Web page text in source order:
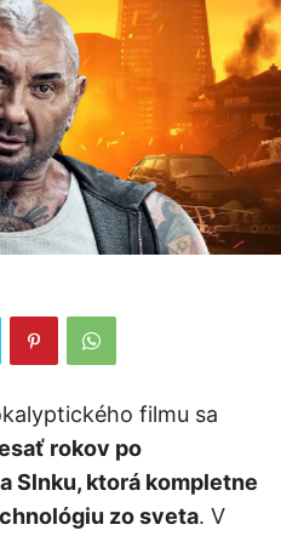
filmu sa
rokov po
Slnku, ktorá kompletne
zo sveta. V